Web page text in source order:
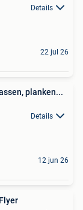
Details
22 jul 26
planken...
Details
12 jun 26